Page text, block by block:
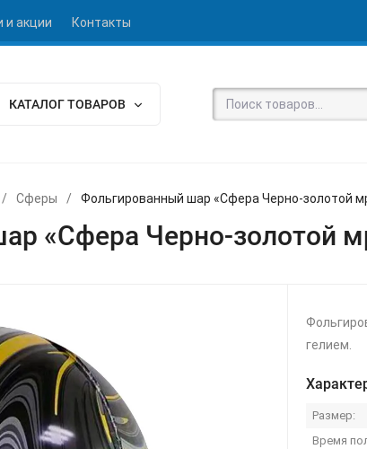
и акции Контакты
КАТАЛОГ ТОВАРОВ
/ Сферы / Фольгированный шар «Сфера Черно-золотой
«Сфера Черно-золотой
гелием.
Размер:
Время